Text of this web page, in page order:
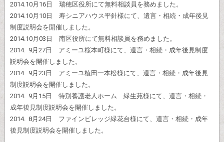
2014.10月16日 瑞穂区役所にて無料相談員を務めました。
2014.10月10日 寿シニアハウス平針様にて、遺言・相続・成年後見
制度説明会を開催しました。
2014.10月03日 南区役所にて無料相談員を務めました。
2014. 9月27日 アミーユ桜本町様にて、遺言・相続・成年後見制度
説明会を開催しました。
2014. 9月23日 アミーユ植田一本松様にて、遺言・相続・成年後見
制度説明会を開催しました。
2014. 9月15日 特別養護老人ホーム 緑生苑様にて、遺言・相続・
成年後見制度説明会を開催しました。
2014. 8月24日 ファインビレッジ緑花台様にて、遺言・相続・成年
後見制度説明会を開催しました。